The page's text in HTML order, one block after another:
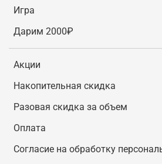
Игра
Дарим 2000₽
Акции
Накопительная скидка
Разовая скидка за объем
Оплата
Согласие на обработку